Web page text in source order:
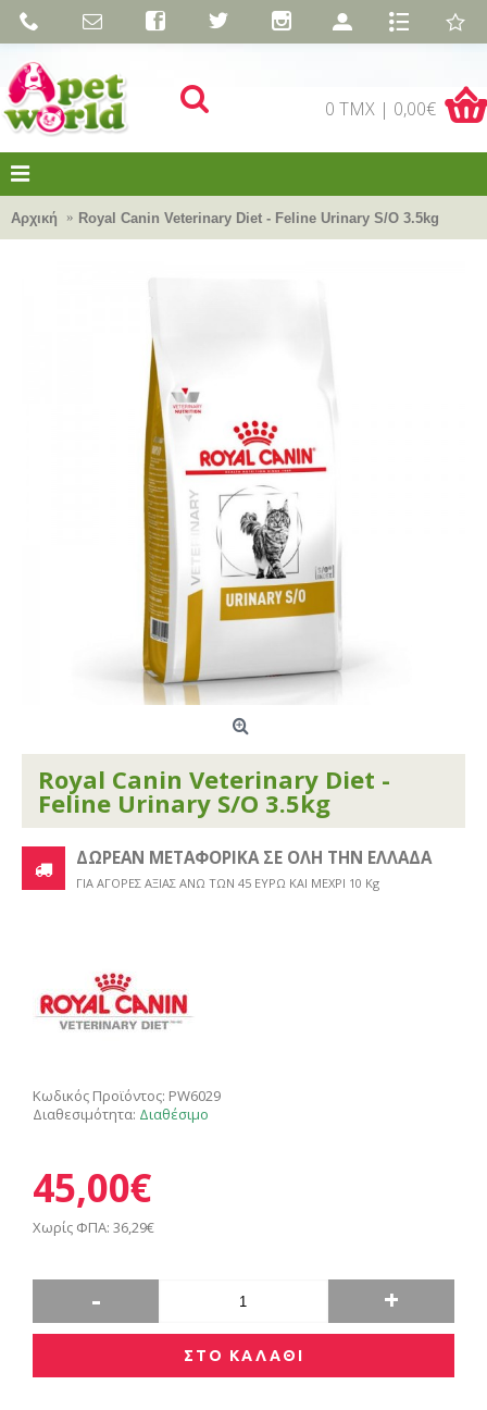
0 TMX | 0,00€
Αρχική Royal Canin Veterinary Diet - Feline Urinary S/O 3.5kg
Royal Canin Veterinary Diet -
Feline Urinary S/O 3.5kg
ΔΩΡΕΑΝ ΜΕΤΑΦΟΡΙΚΑ ΣΕ ΟΛΗ ΤΗΝ ΕΛΛΑΔΑ
ΓΙΑ ΑΓΟΡΕΣ ΑΞΙΑΣ ΑΝΩ ΤΩΝ 45 ΕΥΡΩ ΚΑΙ ΜΕΧΡΙ 10 Kg
Κωδικός Προϊόντος: PW6029
Διαθεσιμότητα: Διαθέσιμο
45,00€
Χωρίς ΦΠΑ: 36,29€
- +
ΣΤΟ ΚΑΛΑΘΙ